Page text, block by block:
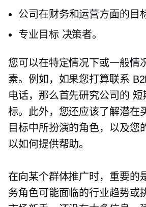
公司在财务和运营方面的目
专业目标 决策者。
您可以在特定情况下或一般情
素。例如，如果您打算联系
电话，那么首先研究公司的 短
标。此外，您还应该了解潜在
目标中所扮演的角色，以及您
以如何提供帮助。
在向某个群体推广时，重要的
务角色可能面临的行业趋势或